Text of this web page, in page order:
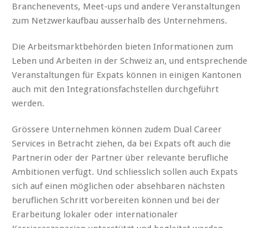
Branchenevents, Meet-ups und andere Veranstaltungen
zum Netzwerkaufbau ausserhalb des Unternehmens.
Die Arbeitsmarktbehörden bieten Informationen zum
Leben und Arbeiten in der Schweiz an, und entsprechende
Veranstaltungen für Expats können in einigen Kantonen
auch mit den Integrationsfachstellen durchgeführt
werden.
Grössere Unternehmen können zudem Dual Career
Services in Betracht ziehen, da bei Expats oft auch die
Partnerin oder der Partner über relevante berufliche
Ambitionen verfügt. Und schliesslich sollen auch Expats
sich auf einen möglichen oder absehbaren nächsten
beruflichen Schritt vorbereiten können und bei der
Erarbeitung lokaler oder internationaler